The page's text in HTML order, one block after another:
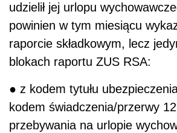
udzielił jej urlopu
powinien w tym miesiącu
raporcie składkowym, lecz
blokach raportu ZUS RSA:
● z kodem tytułu
kodem świadczenia/przerwy
przebywania na urlopie